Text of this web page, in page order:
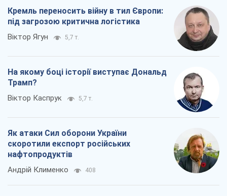
Кремль переносить війну в тил Європи:
під загрозою критична логістика
Віктор Ягун 5,7 т.
На якому боці історії виступає Дональд
Трамп?
Віктор Каспрук 5,7 т.
Як атаки Сил оборони України
скоротили експорт російських
нафтопродуктів
Андрій Клименко 408